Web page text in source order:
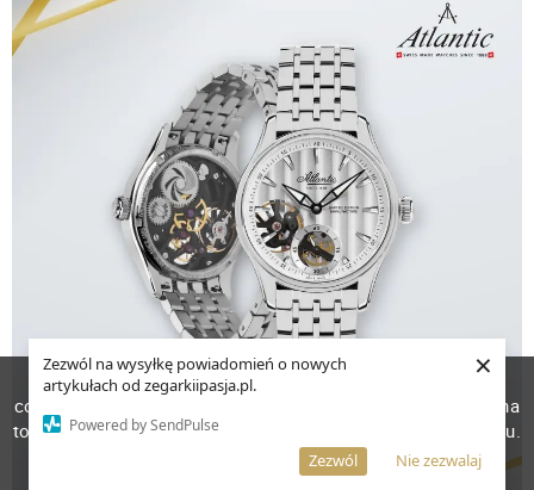
Zezwól na wysyłkę powiadomień o nowych
artykułach od zegarkiipasja.pl.
Powered by SendPulse
Nie zezwalaj
Zezwól
×
W celu poprawienia jakości usług korzystamy z plików
cookies. Pozostanie na stronie oznacza, iż wyrażasz zgodę na
to, że pliki cookies będą przechowywane w Twoim urządzeniu.
Więcej informacji